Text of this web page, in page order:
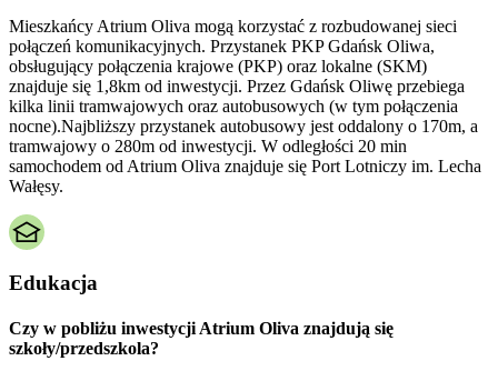
Mieszkańcy Atrium Oliva mogą korzystać z rozbudowanej sieci
połączeń komunikacyjnych. Przystanek PKP Gdańsk Oliwa,
obsługujący połączenia krajowe (PKP) oraz lokalne (SKM)
znajduje się 1,8km od inwestycji. Przez Gdańsk Oliwę przebiega
kilka linii tramwajowych oraz autobusowych (w tym połączenia
nocne).Najbliższy przystanek autobusowy jest oddalony o 170m, a
tramwajowy o 280m od inwestycji. W odległości 20 min
samochodem od Atrium Oliva znajduje się Port Lotniczy im. Lecha
Wałęsy.
Edukacja
Czy w pobliżu inwestycji Atrium Oliva znajdują się
szkoły/przedszkola?